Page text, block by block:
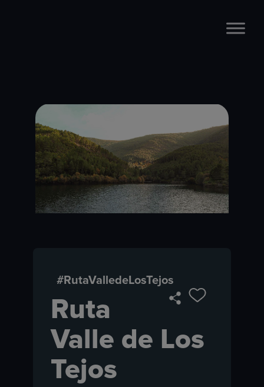
#RutaValledeLosTejos
Ruta
Valle de Los
Tejos